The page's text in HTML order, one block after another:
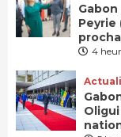
Peyrie
4